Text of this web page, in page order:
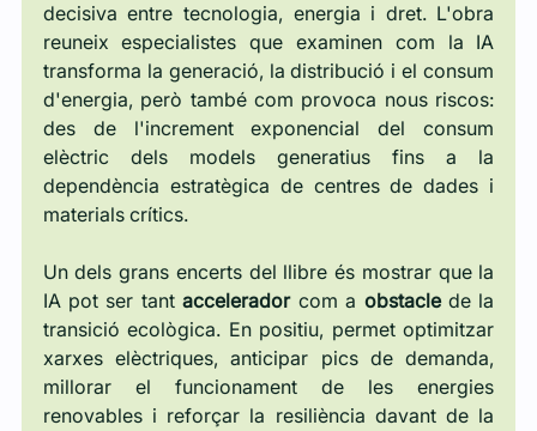
decisiva entre tecnologia, energia i dret. L'obra
reuneix especialistes que examinen com la IA
transforma la generació, la distribució i el consum
d'energia, però també com provoca nous riscos:
des de l'increment exponencial del consum
elèctric dels models generatius fins a la
dependència estratègica de centres de dades i
materials crítics.
Un dels grans encerts del llibre és mostrar que la
IA pot ser tant accelerador com a obstacle de la
transició ecològica. En positiu, permet optimitzar
xarxes elèctriques, anticipar pics de demanda,
millorar el funcionament de les energies
renovables i reforçar la resiliència davant de la